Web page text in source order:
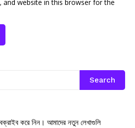
and website in this browser for the
Search
করে নিন। আমাদের নতুন লেখাগুলি